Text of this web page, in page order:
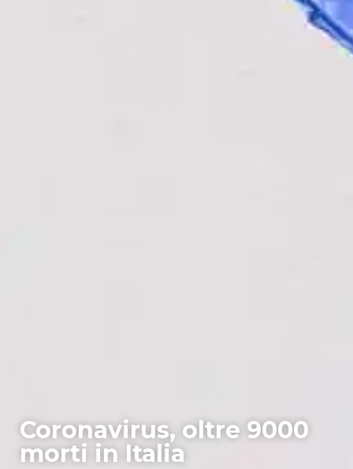
Coronavirus, oltre 9000
morti in Italia